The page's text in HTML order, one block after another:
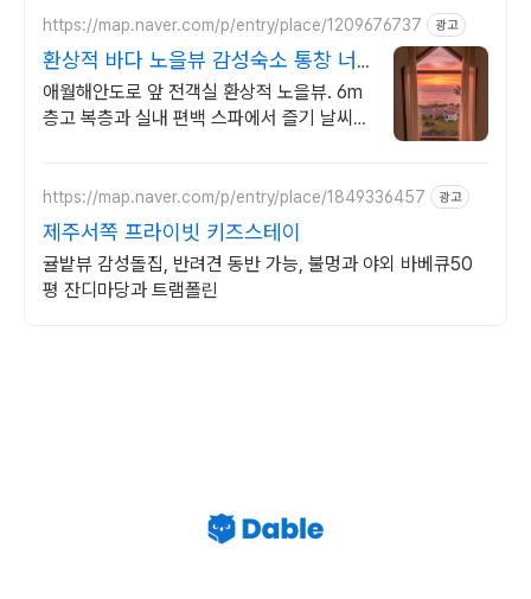
https://map.naver.com/p/entry/place/1209676737 광고
환상적 바다 노을뷰 감성숙소 통창 너
머 애월 파노라마바다
애월해안도로 앞 전객실 환상적 노을뷰. 6m
층고 복층과 실내 편백 스파에서 즐기 날씨
https://map.naver.com/p/entry/place/1849336457 광고
제주서쪽 프라이빗 키즈스테이
귤밭뷰 감성돌집, 반려견 동반 가능, 불멍과 야외 바베큐50
평 잔디마당과 트램폴린